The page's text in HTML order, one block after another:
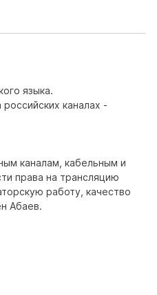
языка.
каналах -
каналам, кабельным и
права на трансляцию
работу, качество
Абаев.